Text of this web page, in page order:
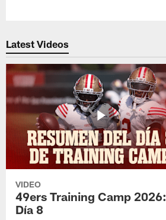
Latest Videos
VIDEO
49ers Training Camp 2026:
Día 8